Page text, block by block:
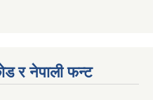
र नेपाली फन्ट